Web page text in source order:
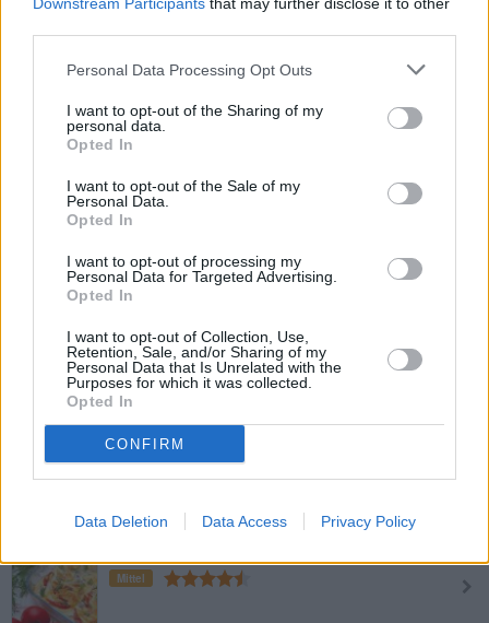
Personal Data Processing Opt Outs
I want to opt-out of the Sharing of my
personal data.
Opted In
I want to opt-out of the Sale of my
Personal Data.
Opted In
I want to opt-out of processing my
Personal Data for Targeted Advertising.
Opted In
I want to opt-out of Collection, Use,
Retention, Sale, and/or Sharing of my
Personal Data that Is Unrelated with the
Purposes for which it was collected.
Opted In
CONFIRM
Data Deletion Data Access Privacy Policy
Die beste Methode, Kinder von gesundem Essen zu überzeugen:
von klein auf mit einbeziehen – beim Einkaufen, Vorbereiten,
anfassen, in den Mund nehmen dürfen. Sie entwickeln dabei ein
natürlich das Vorbild der Eltern: Ernähren diese sich gesund und
abwechslungsreich, nehmen die Kinder diese Eigenschaften an.
Aber auch eingefleischte Fans von Pizza und Schokolade kann
man von ihren Essgewohnheiten abbringen: Mit kreativen
Rezepten lassen sich fantasievolle Mahlzeiten zubereiten: eine
Gemüsepizza mit einem lustigen Gesicht aus Tomaten und
Paprika, ein Gurkenkrokodil mit Augen aus Mozzarellakugeln oder
Radieschen usw.
Klick hier für Kochideen zum Themagesunde Rezepte
kalorienarme Rezepte,Gemüse Rezepteundfettarme Rezepte
Leckere gesunde Rezepte, die auch dir schmecken
Zanderfilet mit Zucchini und
Sprossengemüse
Mittel